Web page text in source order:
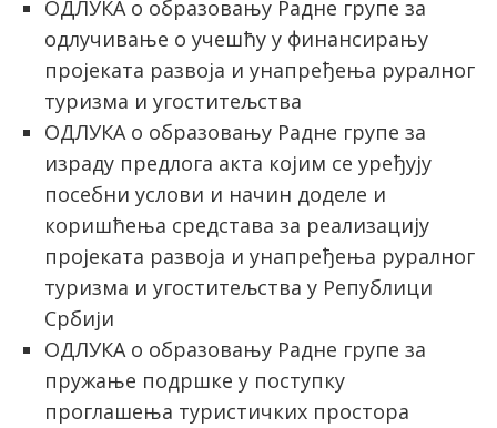
ОДЛУКА о образовању Радне групе за
одлучивање о учешћу у финансирању
пројеката развоја и унапређења руралног
туризма и угоститељства
ОДЛУКА о образовању Радне групе за
израду предлога акта којим се уређују
посебни услови и начин доделе и
коришћења средстава за реализацију
пројеката развоја и унапређења руралног
туризма и угоститељства у Републици
Србији
ОДЛУКА о образовању Радне групе за
пружање подршке у поступку
проглашења туристичких простора